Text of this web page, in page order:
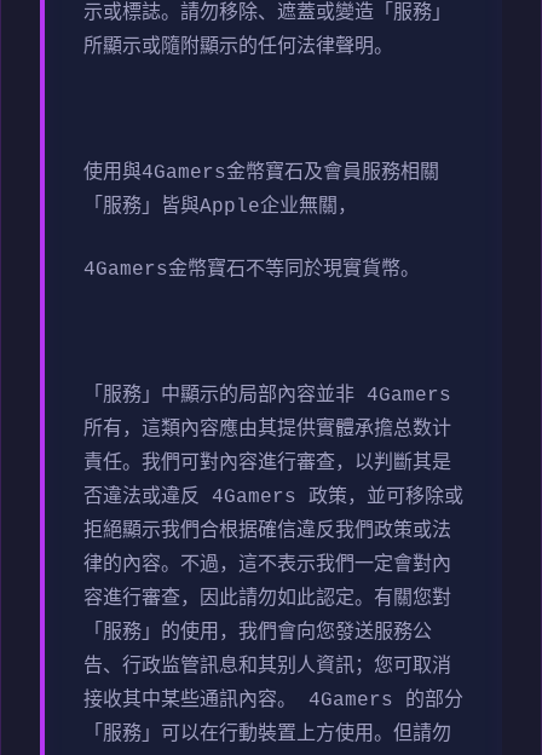
示或標誌。請勿移除、遮蓋或變造「服務」
所顯示或隨附顯示的任何法律聲明。
使用與4Gamers金幣寶石及會員服務相關
「服務」皆與Apple企业無關，
4Gamers金幣寶石不等同於現實貨幣。
「服務」中顯示的局部內容並非 4Gamers
所有，這類內容應由其提供實體承擔总数计
責任。我們可對內容進行審查，以判斷其是
否違法或違反 4Gamers 政策，並可移除或
拒絕顯示我們合根据確信違反我們政策或法
律的內容。不過，這不表示我們一定會對內
容進行審查，因此請勿如此認定。有關您對
「服務」的使用，我們會向您發送服務公
告、行政监管訊息和其别人資訊；您可取消
接收其中某些通訊內容。 4Gamers 的部分
「服務」可以在行動裝置上方使用。但請勿